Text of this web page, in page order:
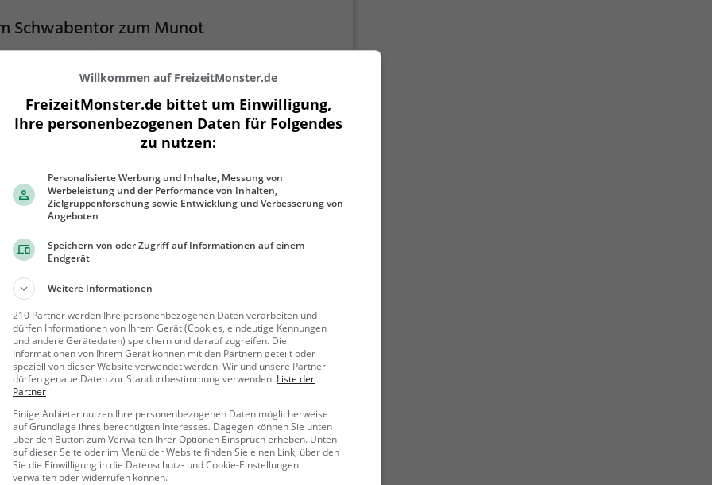
Schwabentor zum Munot
69, 8200 Schaffhausen
Tour Vom Schwabentor zum Munot ist eine
Stadttour in Feuerthalen. Lerne Feuerthalen
eine völlig neue Art kennen.Spielerisch folgst du der
und den Anweisungen auf deinem
kennen.
Mehr erfahren
Brunnen-Tour
Lienert-Strasse, 8003 Zürich
Tour Züricher Brunnen-Tour ist eine kostenlose
in Zürich. Lerne Zürich auf eine völlig neue Art
Spielerisch folgst du der Routenführung und den
auf deinem Smartphone und lernst viele
Ecken von Zürich kennen.
Mehr erfahren
Willkommen auf FreizeitMonster.de
FreizeitMonster.de bittet um Einwilligung,
Ihre personenbezogenen Daten für Folgendes
zu nutzen:
Personalisierte Werbung und Inhalte, Messung von
Werbeleistung und der Performance von Inhalten,
Zielgruppenforschung sowie Entwicklung und Verbesserung von
Angeboten
Speichern von oder Zugriff auf Informationen auf einem
Endgerät
Weitere Informationen
210 Partner werden Ihre personenbezogenen Daten verarbeiten und
dürfen Informationen von Ihrem Gerät (Cookies, eindeutige Kennungen
und andere Gerätedaten) speichern und darauf zugreifen. Die
Informationen von Ihrem Gerät können mit den Partnern geteilt oder
speziell von dieser Website verwendet werden. Wir und unsere Partner
dürfen genaue Daten zur Standortbestimmung verwenden. Liste der
Partner
Einige Anbieter nutzen Ihre personenbezogenen Daten möglicherweise
auf Grundlage ihres berechtigten Interesses. Dagegen können Sie unten
über den Button zum Verwalten Ihrer Optionen Einspruch erheben. Unten
auf dieser Seite oder im Menü der Website finden Sie einen Link, über den
Sie die Einwilligung in die Datenschutz- und Cookie-Einstellungen
verwalten oder widerrufen können.